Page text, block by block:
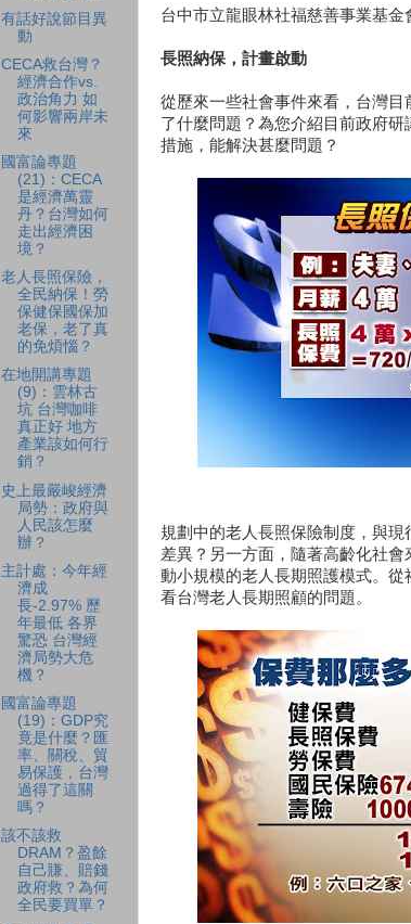
台中市立龍眼林社福慈善事業基金
長照納保，計畫啟動
從歷來一些社會事件來看，台灣
了什麼問題？為您介紹目前政府
措施，能解決甚麼問題？
規劃中的老人長照保險制度，與
差異？另一方面，隨著高齡化社
動小規模的老人長期照護模式。
看台灣老人長期照顧的問題。
有話好說節目異
動
CECA救台灣？
經濟合作vs.
政治角力 如
何影響兩岸未
來
國富論專題
(21)：CECA
是經濟萬靈
丹？台灣如何
走出經濟困
境？
老人長照保險，
全民納保！勞
保健保國保加
老保，老了真
的免煩惱？
在地開講專題
(9)：雲林古
坑 台灣咖啡
真正好 地方
產業該如何行
銷？
史上最嚴峻經濟
局勢：政府與
人民該怎麼
辦？
主計處：今年經
濟成
長-2.97% 歷
年最低 各界
驚恐 台灣經
濟局勢大危
機？
國富論專題
(19)：GDP究
竟是什麼？匯
率、關稅、貿
易保護，台灣
過得了這關
嗎？
該不該救
DRAM？盈餘
自己賺、賠錢
政府救？為何
全民要買單？